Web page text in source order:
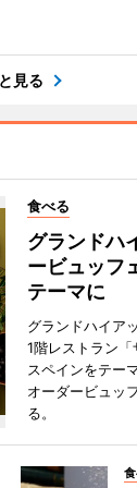
見る
食べる
グランドハ
ービュッ
テーマに
グランドハイア
1階レストラン「
スペインをテー
オーダービュッ
る。